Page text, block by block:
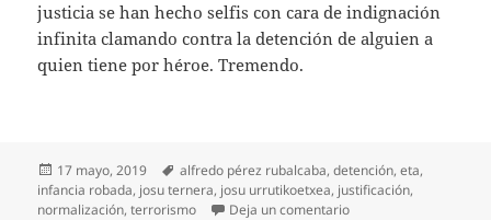
justicia se han hecho selfis con cara de indignación
infinita clamando contra la detención de alguien a
quien tiene por héroe. Tremendo.
Publicado
el
17 mayo, 2019 Etiquetas
alfredo pérez rubalcaba,detención,eta,
infancia robada, josu ternera, josu urrutikoetxea, justificación,
normalización,terrorismo Deja un comentarioen Extraña detención